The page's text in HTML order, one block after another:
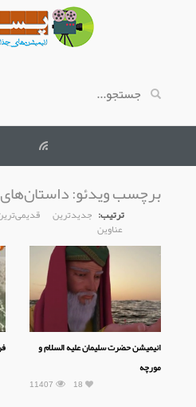
برچسب ویدئو:داستان‌های
ترتیب: جدیدترین
عناوین
انیمیشن حضرت سلیمان علیه السلام و
مورچه
11407 18